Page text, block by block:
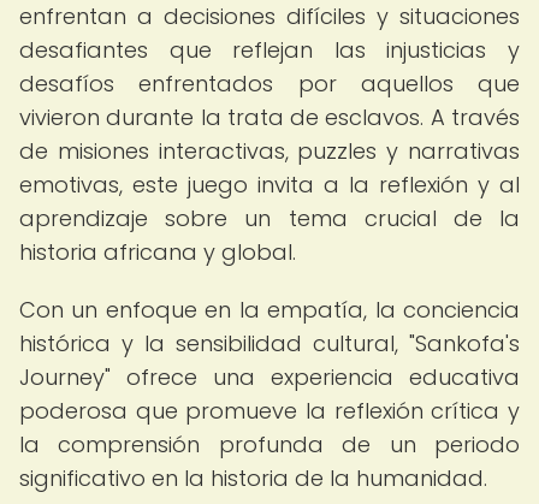
enfrentan a decisiones difíciles y situaciones
desafiantes que reflejan las injusticias y
desafíos enfrentados por aquellos que
vivieron durante la trata de esclavos. A través
de misiones interactivas, puzzles y narrativas
emotivas, este juego invita a la reflexión y al
aprendizaje sobre un tema crucial de la
historia africana y global.
Con un enfoque en la empatía, la conciencia
histórica y la sensibilidad cultural, "Sankofa's
Journey" ofrece una experiencia educativa
poderosa que promueve la reflexión crítica y
la comprensión profunda de un periodo
significativo en la historia de la humanidad.